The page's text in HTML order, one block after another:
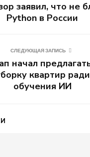
заявил, что не
Python в России
СЛЕДУЮЩАЯ ЗАПИСЬ
начал
квартир
обучения ИИ